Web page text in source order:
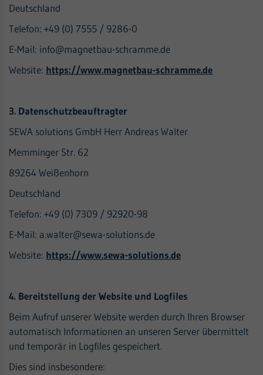
Deutschland
Telefon: +49 (0) 7555 / 9286-0
E-Mail: info@magnetbau-schramme.de
Website: https://www.magnetbau-schramme.de
3. Datenschutzbeauftragter
SEWA solutions GmbH Herr Andreas Walter
Memminger Str. 62
89264 Weißenhorn
Deutschland
Telefon: +49 (0) 7309 / 92920-98
E-Mail: a.walter@sewa-solutions.de
Website: https://www.sewa-solutions.de
4. Bereitstellung der Website und Logfiles
Beim Aufruf unserer Website werden durch Ihren Browser
automatisch Informationen an unseren Server übermittelt
und temporär in Logfiles gespeichert.
Dies sind insbesondere: